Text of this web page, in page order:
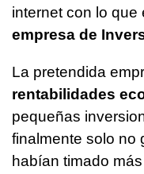
internet con lo que
empresa de
La pretendida
rentabilidades
pequeñas
finalmente solo no
habían timado